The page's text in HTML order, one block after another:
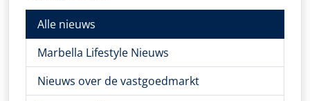
Alle nieuws
Marbella Lifestyle Nieuws
Nieuws over de vastgoedmarkt